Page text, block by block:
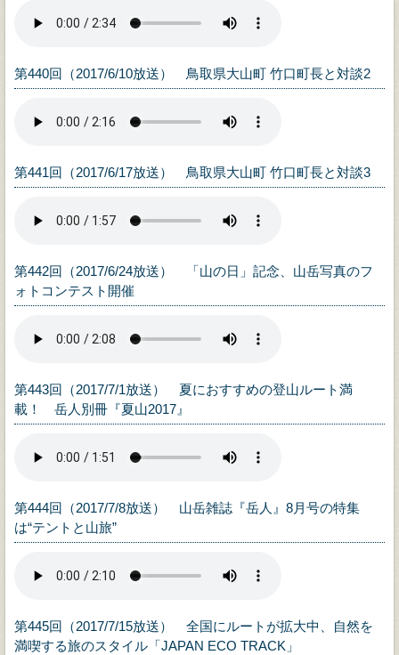
第440回（2017/6/10放送） 鳥取県大山町 竹口町長と対談2
第441回（2017/6/17放送） 鳥取県大山町 竹口町長と対談3
第442回（2017/6/24放送） 「山の日」記念、山岳写真のフ
ォトコンテスト開催
第443回（2017/7/1放送） 夏におすすめの登山ルート満
載！ 岳人別冊『夏山2017』
第444回（2017/7/8放送） 山岳雑誌『岳人』8月号の特集
は“テントと山旅”
第445回（2017/7/15放送） 全国にルートが拡大中、自然を
満喫する旅のスタイル「JAPAN ECO TRACK」